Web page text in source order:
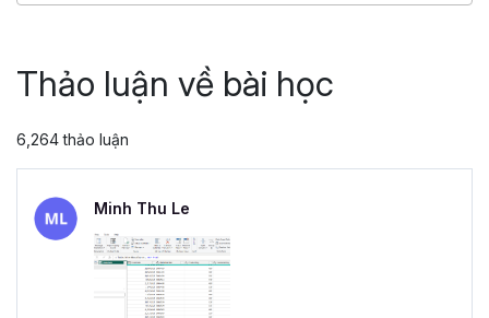
Thảo luận về bài học
6,264 thảo luận
Minh Thu Le